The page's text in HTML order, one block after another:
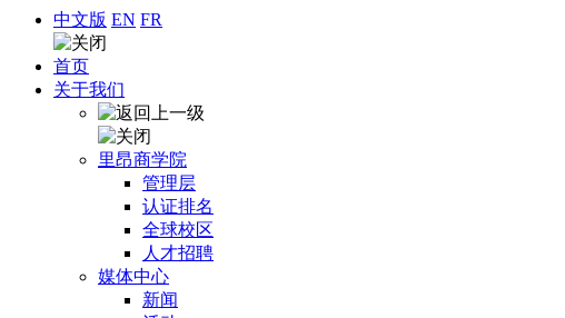
中文版 EN FR
首页
关于我们
里昂商学院
管理层
认证排名
全球校区
人才招聘
媒体中心
新闻